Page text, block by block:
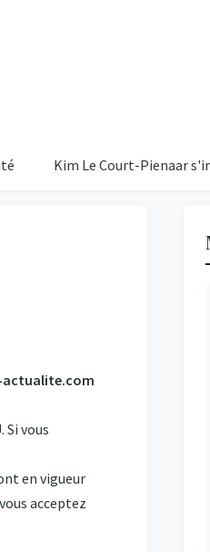
Kim Le Court-Pienaar s'impose
actualite.com
vous
en vigueur
acceptez
Humidité: